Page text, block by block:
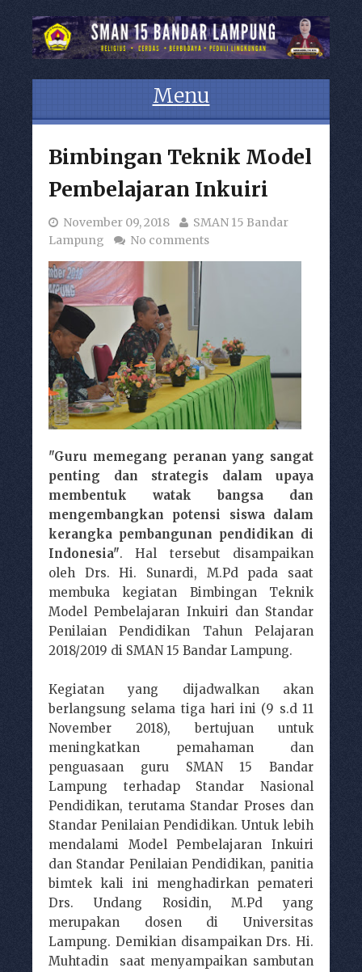
Menu
Bimbingan Teknik Model
Pembelajaran Inkuiri
November 09, 2018
SMAN 15 Bandar
Lampung
No comments
"Guru memegang peranan yang sangat
penting dan strategis dalam upaya
membentuk watak bangsa dan
mengembangkan potensi siswa dalam
kerangka pembangunan pendidikan di
Indonesia". Hal tersebut disampaikan
oleh Drs. Hi. Sunardi, M.Pd pada saat
membuka kegiatan Bimbingan Teknik
Model Pembelajaran Inkuiri dan Standar
Penilaian Pendidikan Tahun Pelajaran
2018/2019 di SMAN 15 Bandar Lampung.
Kegiatan yang dijadwalkan akan
berlangsung selama tiga hari ini (9 s.d 11
November 2018), bertujuan untuk
meningkatkan pemahaman dan
penguasaan guru SMAN 15 Bandar
Lampung terhadap Standar Nasional
Pendidikan, terutama Standar Proses dan
Standar Penilaian Pendidikan. Untuk lebih
mendalami Model Pembelajaran Inkuiri
dan Standar Penilaian Pendidikan, panitia
bimtek kali ini menghadirkan pemateri
Drs. Undang Rosidin, M.Pd yang
merupakan dosen di Universitas
Lampung. Demikian disampaikan Drs. Hi.
Muhtadin saat menyampaikan sambutan